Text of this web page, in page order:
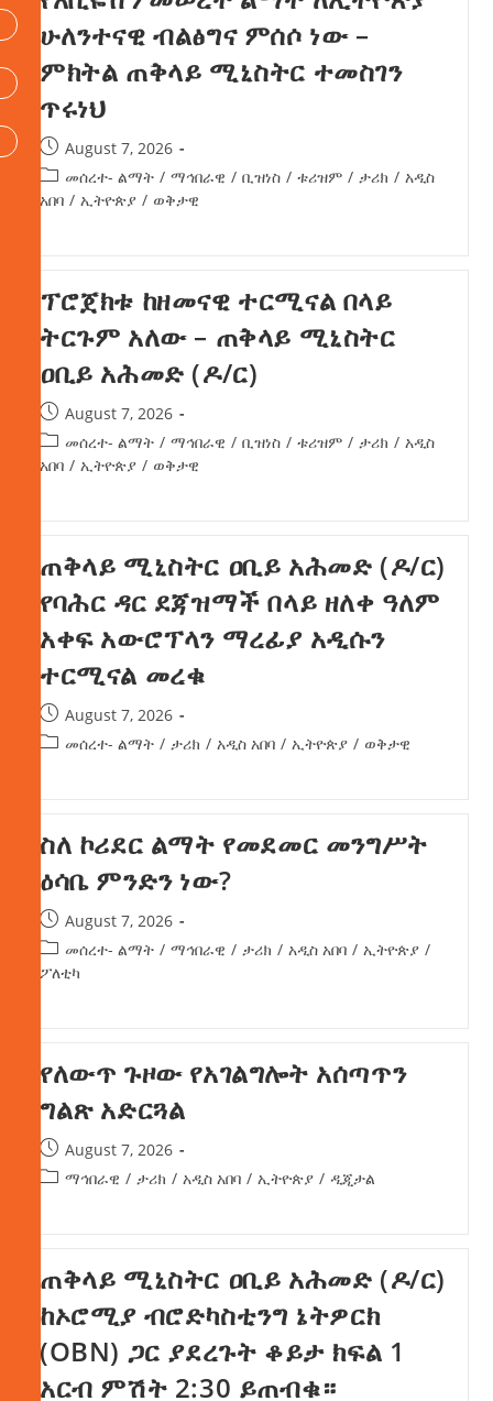
ሁለንተናዊ ብልፅግና ምሰሶ ነው –
ምክትል ጠቅላይ ሚኒስትር ተመስገን
ጥሩነህ
August 7, 2026
መሰረተ- ልማት / ማኅበራዊ / ቢዝነስ / ቱሪዝም / ታሪክ / አዲስ
አበባ / ኢትዮጵያ / ወቅታዊ
ፕሮጀክቱ ከዘመናዊ ተርሚናል በላይ
ትርጉም አለው – ጠቅላይ ሚኒስትር
ዐቢይ አሕመድ (ዶ/ር)
August 7, 2026
መሰረተ- ልማት / ማኅበራዊ / ቢዝነስ / ቱሪዝም / ታሪክ / አዲስ
አበባ / ኢትዮጵያ / ወቅታዊ
ጠቅላይ ሚኒስትር ዐቢይ አሕመድ (ዶ/ር)
የባሕር ዳር ደጃዝማች በላይ ዘለቀ ዓለም
አቀፍ አውሮፕላን ማረፊያ አዲሱን
ተርሚናል መረቁ
August 7, 2026
መሰረተ- ልማት / ታሪክ / አዲስ አበባ / ኢትዮጵያ / ወቅታዊ
ስለ ኮሪደር ልማት የመደመር መንግሥት
ዕሳቤ ምንድን ነው?
August 7, 2026
መሰረተ- ልማት / ማኅበራዊ / ታሪክ / አዲስ አበባ / ኢትዮጵያ /
ፖለቲካ
የለውጥ ጉዞው የአገልግሎት አሰጣጥን
ግልጽ አድርጓል
August 7, 2026
ማኅበራዊ / ታሪክ / አዲስ አበባ / ኢትዮጵያ / ዲጂታል
ጠቅላይ ሚኒስትር ዐቢይ አሕመድ (ዶ/ር)
ከኦሮሚያ ብሮድካስቲንግ ኔትዎርክ
(OBN) ጋር ያደረጉት ቆይታ ክፍል 1
አርብ ምሽት 2:30 ይጠብቁ።